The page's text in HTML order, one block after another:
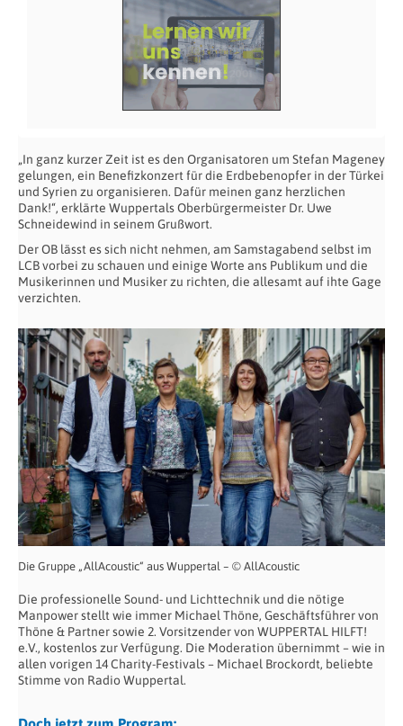
„In ganz kurzer Zeit ist es den Organisatoren um Stefan Mageney
gelungen, ein Benefizkonzert für die Erdbebenopfer in der Türkei
und Syrien zu organisieren. Dafür meinen ganz herzlichen
Dank!“, erklärte Wuppertals Oberbürgermeister Dr. Uwe
Schneidewind in seinem Grußwort.
Der OB lässt es sich nicht nehmen, am Samstagabend selbst im
LCB vorbei zu schauen und einige Worte ans Publikum und die
Musikerinnen und Musiker zu richten, die allesamt auf ihte Gage
verzichten.
Die Gruppe „AllAcoustic“ aus Wuppertal – © AllAcoustic
Die professionelle Sound- und Lichttechnik und die nötige
Manpower stellt wie immer Michael Thöne, Geschäftsführer von
Thöne & Partner sowie 2. Vorsitzender von WUPPERTAL HILFT!
e.V., kostenlos zur Verfügung. Die Moderation übernimmt – wie in
allen vorigen 14 Charity-Festivals – Michael Brockordt, beliebte
Stimme von Radio Wuppertal.